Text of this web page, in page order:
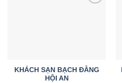
KHÁCH SẠN BẠCH ĐẰNG
HỘI AN